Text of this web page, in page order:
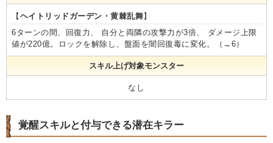
【 ヘイトリッドガーデン・黄棘乱舞】
6ターンの間、回復力、 自分と両隣の攻撃力が3倍、 ダメージ上限
値が220億。ロックを解除し、盤面を闇回復毒に変化。（→6）
スキル上げ対象モンスター
なし
覚醒スキルと付与できる潜在キラー